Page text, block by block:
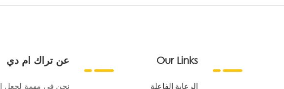
عن تراك ام دي
نحن في مهمة لجعل
Our Links
الرعاية الفاعلة